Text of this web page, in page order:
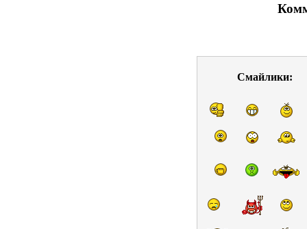
Смайлики: